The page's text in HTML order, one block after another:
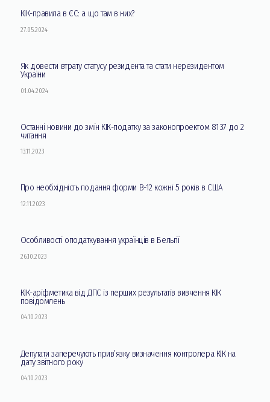
КІК-правила в ЄС: а що там в них?
27.05.2024
Як довести втрату статусу резидента та стати нерезидентом
України
01.04.2024
Останні новини до змін КІК-податку за законопроектом 8137 до 2
читання
13.11.2023
Про необхідність подання форми В-12 кожні 5 років в США
12.11.2023
Особливості оподаткування українців в Бельгії
26.10.2023
КІК-аріфметика від ДПС із перших результатів вивчення КІК
повідомлень
04.10.2023
Депутати заперечують прив’язку визначення контролера КІК на
дату звітного року
04.10.2023